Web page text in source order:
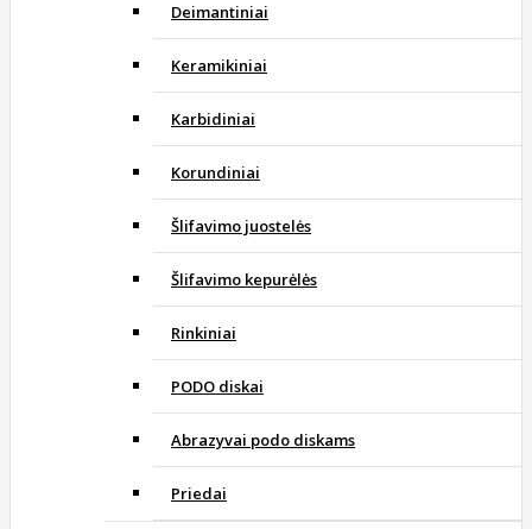
Deimantiniai
Keramikiniai
Karbidiniai
Korundiniai
Šlifavimo juostelės
Šlifavimo kepurėlės
Rinkiniai
PODO diskai
Abrazyvai podo diskams
Priedai